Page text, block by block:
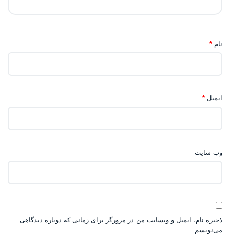
نام *
ایمیل *
وب‌ سایت
ذخیره نام، ایمیل و وبسایت من در مرورگر برای زمانی که دوباره دیدگاهی
می‌نویسم.